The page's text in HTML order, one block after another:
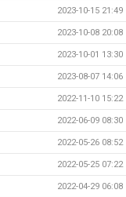
2023-10-15 21:49
2023-10-08 20:08
2023-10-01 13:30
2023-08-07 14:06
2022-11-10 15:22
2022-06-09 08:30
2022-05-26 08:52
2022-05-25 07:22
2022-04-29 06:08